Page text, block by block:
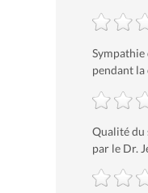
Sympathie
pendant
Qualité du
par le Dr.